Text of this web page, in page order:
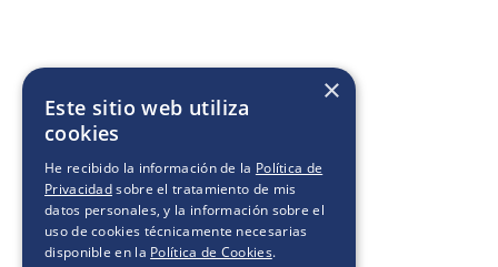
×
Este sitio web utiliza
cookies
He recibido la información de la Política de
Privacidadsobre el tratamiento de mis
datos personales, y la información sobre el
uso de cookies técnicamente necesarias
disponible en la Política de Cookies.